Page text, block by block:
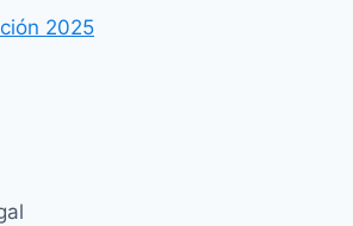
2025